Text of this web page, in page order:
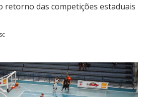
retorno das competições estaduais